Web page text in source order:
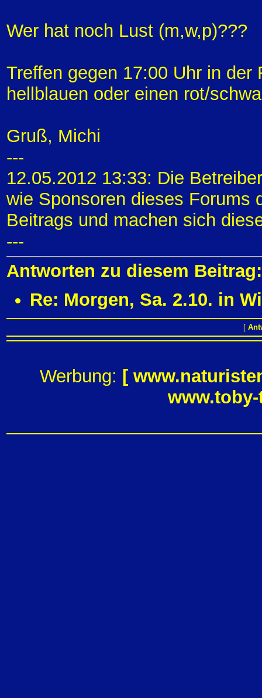
Wer hat noch Lust (m,w,p)???
Treffen gegen 17:00 Uhr in
hellblauen oder einen rot/
Gruß, Michi
---
12.05.2012 13:33: Die
wie Sponsoren dieses Forums
Beitrags und machen sich
---
Antworten zu diesem Beitrag:
Re: Morgen, Sa. 2.10. in
[
Werbung: [